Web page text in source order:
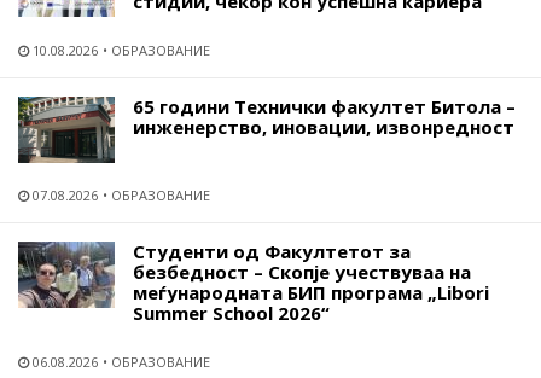
10.08.2026 ОБРАЗОВАНИЕ
65 години Технички факултет Битола –
инженерство, иновации, извонредност
07.08.2026 ОБРАЗОВАНИЕ
Студенти од Факултетот за
безбедност – Скопје учествуваа на
меѓународната БИП програма „Libori
Summer School 2026“
06.08.2026 ОБРАЗОВАНИЕ